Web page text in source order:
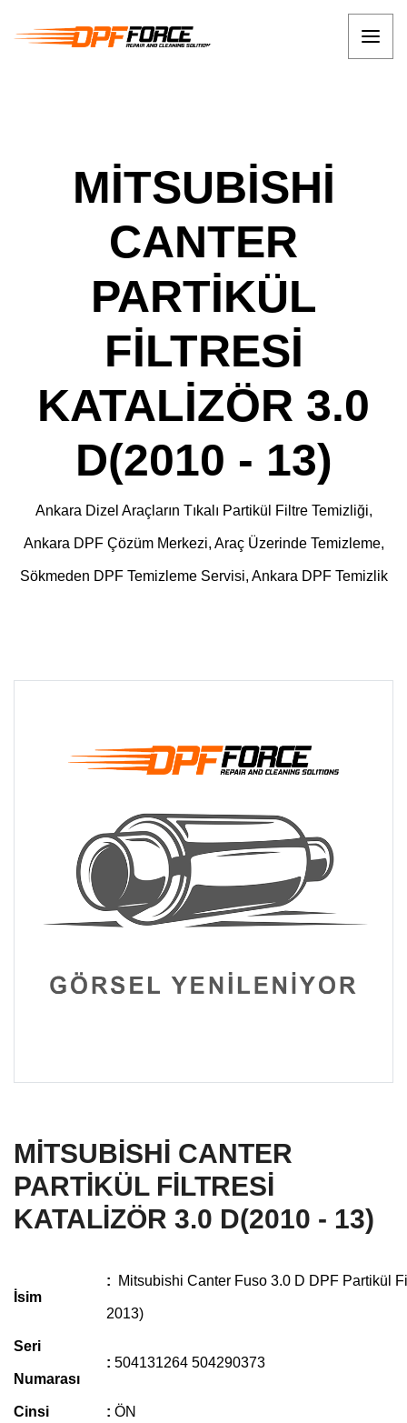
MİTSUBİSHİ
CANTER
PARTİKÜL
FİLTRESİ
KATALİZÖR 3.0
D(2010 - 13)
Ankara Dizel Araçların Tıkalı Partikül Filtre Temizliği,
Ankara DPF Çözüm Merkezi, Araç Üzerinde Temizleme,
Sökmeden DPF Temizleme Servisi, Ankara DPF Temizlik
MİTSUBİSHİ CANTER
PARTİKÜL FİLTRESİ
KATALİZÖR 3.0 D(2010 - 13)
İsim
: Mitsubishi Canter Fuso 3.0 D DPF Partikül
2013)
Seri
Numarası
: 504131264 504290373
Cinsi : ÖN